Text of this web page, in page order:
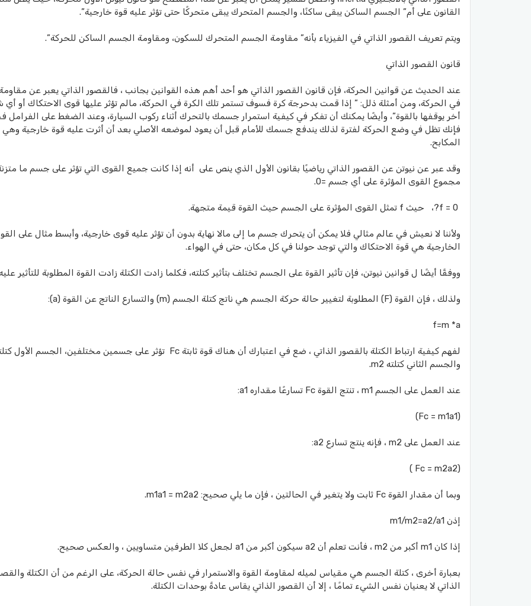
القانون على أم” الجسم الساكن يبقى ساكنًا، والجسم المتحرك يبقى متحركًا حتى تؤثر عليه قوة خارجية”.
ويتم تعريف القصور الذاتي في الفيزياء بأنه” مقاومة الجسم المتحرك للسكون، ومقاومة الجسم الساكن للحركة”.
قانون القصور الذاتي
عند الحديث عن قوانين الحركة، فإن قانون القصور الذاتي هو أحد أهم هذه القوانين بجانب ، فالقصور الذاتي يعبر عن مقاومة
في الحركة، ومن أمثلة ذلل: ” إذا قمت بدحرجة كرة فسوف تستمر تلك الكرة في الحركة، مالم تؤثر عليها قوى الاحتكاك أو
أخر يوقفها بالقوة”، وأيضًا يمكنك أن تفكر في كيفية استمرار جسمك بالتحرك أثناء ركوب السيارة، وعند الضغط على الفرامل
فإنك تظل في وضع الحركة لفترة لذلك يندفع جسمك للأمام قبل أن يعود لموضعه الأصلي بعد أن أثرت عليه قوة خارجية وهي
المكابح.
وقد عبر عن نيوتن عن القصور الذاتي رياضيًا بقانون الأول الذي ينص على أنه إذا كانت جميع القوى التي تؤثر على جسم ما
مجموع القوى المؤثرة على أي جسم =0.
ولأننا لا نعيش في عالم مثالي فلا يمكن أن يتحرك جسم ما إلى مالا نهاية بدون أن تؤثر عليه قوى خارجية، وأبسط مثال على
الخارجية هي قوة الاحتكاك والتي توجد حولنا في كل مكان، حتى في الهواء.
ووفقًا أيضًا ل قوانين نيوتن، فإن تأثير القوة على الجسم تختلف بتأثير كتلته، فكلما زادت الكتلة زادت القوة المطلوبة للتأثير
ولذلك ، فإن القوة (F) المطلوبة لتغيير حالة حركة الجسم هي ناتج كتلة الجسم (m) والتسارع الناتج عن القوة (a):
f=m *a
والجسم الثاني كتلته m2.
عند العمل على الجسم m1 ، تنتج القوة Fc تسارعًا مقداره a1:
(Fc = m1a1)
عند العمل على m2 ، فإنه ينتج تسارع a2:
(Fc = m2a2 )
وبما أن مقدار القوة Fc ثابت ولا يتغير في الحالتين ، فإن ما يلي صحيح: m1a1 = m2a2.
إذن m1/m2=a2/a1
إذا كان m1 أكبر من m2 ، فأنت تعلم أن a2 سيكون أكبر من a1 لجعل كلا الطرفين متساويين ، والعكس صحيح.
بعبارة أخرى ، كتلة الجسم هي مقياس لميله لمقاومة القوة والاستمرار في نفس حالة الحركة، على الرغم من أن الكتلة
الذاتي لا يعنيان نفس الشيء تمامًا ، إلا أن القصور الذاتي يقاس عادةً بوحدات الكتلة.